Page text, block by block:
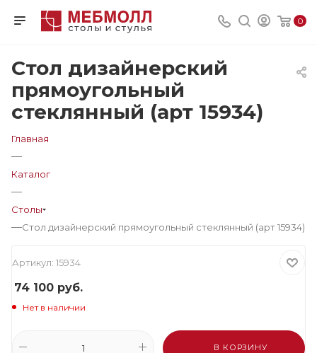
0
Стол дизайнерский
прямоугольный
стеклянный (арт 15934)
Главная
—
Каталог
—
Столы
—Стол дизайнерский прямоугольный стеклянный (арт 15934)
Артикул: 15934
74 100 руб.
Нет в наличии
В КОРЗИНУ